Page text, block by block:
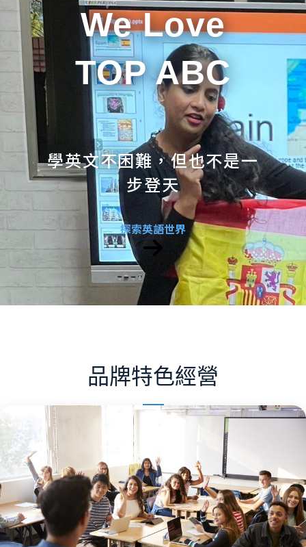
We Love
TOP ABC
學英文不困難，但也不是一
步登天
探索英語世界
品牌特色經營